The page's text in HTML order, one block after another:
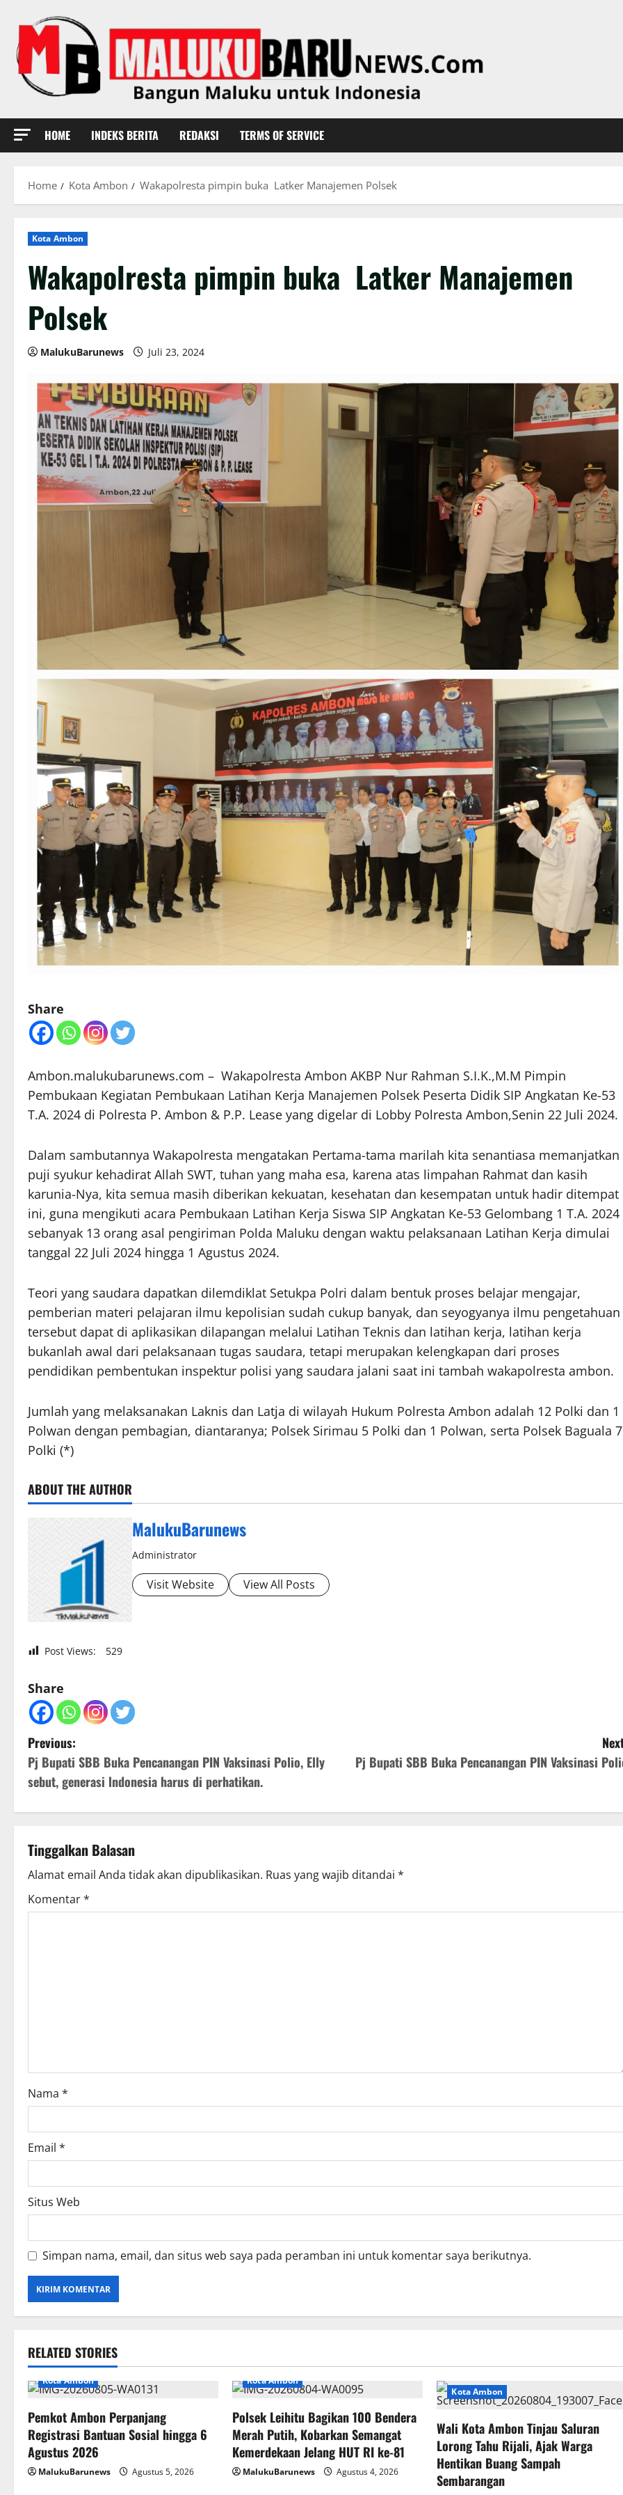
content
HOME INDEKS BERITA REDAKSI TERMS OF SERVICE
Home Kota Ambon Wakapolresta pimpin buka Latker Manajemen Polsek
Kota Ambon
Wakapolresta pimpin buka Latker Manajemen
Polsek
MalukuBarunews Juli 23, 2024
Share
Ambon.malukubarunews.com – Wakapolresta Ambon AKBP Nur Rahman S.I.K.,M.M Pimpin
Pembukaan Kegiatan Pembukaan Latihan Kerja Manajemen Polsek Peserta Didik SIP Angkatan Ke-53
T.A. 2024 di Polresta P. Ambon & P.P. Lease yang digelar di Lobby Polresta Ambon,Senin 22 Juli 2024.
Dalam sambutannya Wakapolresta mengatakan Pertama-tama marilah kita senantiasa memanjatkan
puji syukur kehadirat Allah SWT, tuhan yang maha esa, karena atas limpahan Rahmat dan kasih
karunia-Nya, kita semua masih diberikan kekuatan, kesehatan dan kesempatan untuk hadir ditempat
ini, guna mengikuti acara Pembukaan Latihan Kerja Siswa SIP Angkatan Ke-53 Gelombang 1 T.A. 2024
sebanyak 13 orang asal pengiriman Polda Maluku dengan waktu pelaksanaan Latihan Kerja dimulai
tanggal 22 Juli 2024 hingga 1 Agustus 2024.
Teori yang saudara dapatkan dilemdiklat Setukpa Polri dalam bentuk proses belajar mengajar,
pemberian materi pelajaran ilmu kepolisian sudah cukup banyak, dan seyogyanya ilmu pengetahuan
tersebut dapat di aplikasikan dilapangan melalui Latihan Teknis dan latihan kerja, latihan kerja
bukanlah awal dari pelaksanaan tugas saudara, tetapi merupakan kelengkapan dari proses
pendidikan pembentukan inspektur polisi yang saudara jalani saat ini tambah wakapolresta ambon.
Jumlah yang melaksanakan Laknis dan Latja di wilayah Hukum Polresta Ambon adalah 12 Polki dan 1
Polwan dengan pembagian, diantaranya; Polsek Sirimau 5 Polki dan 1 Polwan, serta Polsek Baguala 7
Polki (*)
ABOUT THE AUTHOR
MalukuBarunews
Administrator
Visit Website View All Posts
Post Views: 529
Share
P
o
s
n
a
v
i
o
n
Previous:
Pj Bupati SBB Buka Pencanangan PIN Vaksinasi Polio, Elly
sebut, generasi lndonesia harus di perhatikan.
Pj Bupati SBB Buka Pencanangan PIN Vaksinasi
Tinggalkan Balasan
Alamat email Anda tidak akan dipublikasikan. Ruas yang wajib ditandai *
Komentar*
Nama *
Email *
Situs Web
Simpan nama, email, dan situs web saya pada peramban ini untuk komentar saya berikutnya.
RELATED STORIES
Kota Ambon
Pemkot Ambon Perpanjang
Registrasi Bantuan Sosial hingga 6
Agustus 2026
MalukuBarunews Agustus 5, 2026
Kota Ambon
Polsek Leihitu Bagikan 100 Bendera
Merah Putih, Kobarkan Semangat
Kemerdekaan Jelang HUT RI ke-81
MalukuBarunews Agustus 4, 2026
Kota Ambon
Wali Kota Ambon Tinjau Saluran
Lorong Tahu Rijali, Ajak Warga
Hentikan Buang Sampah
Sembarangan